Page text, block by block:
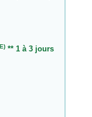
** 1 à 3 jours